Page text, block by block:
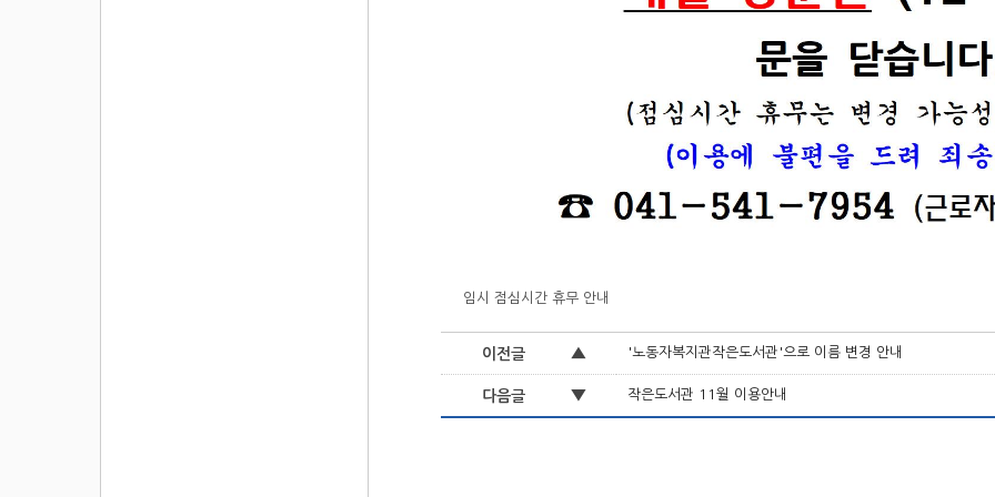
임시 점심시간 휴무 안내
이전글 ▲ '노동자복지관작은도서관'으로 이름 변경 안내
다음글 ▼ 작은도서관 11월 이용안내